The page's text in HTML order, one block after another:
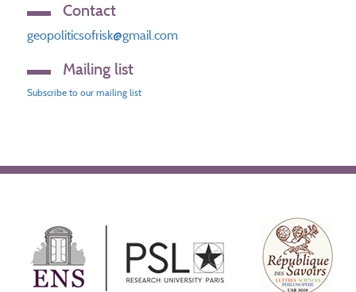
Contact
geopoliticsofrisk@gmail.com
Mailing list
Subscribe to our mailing list